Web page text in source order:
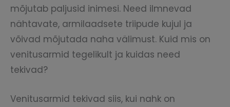
mõjutab paljusid inimesi. Need ilmnevad
nähtavate, armilaadsete triipude kujul ja
võivad mõjutada naha välimust. Kuid mis on
venitusarmid tegelikult ja kuidas need
tekivad?
Venitusarmid tekivad siis, kui nahk on